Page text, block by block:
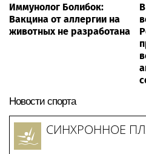
Иммунолог Болибок:
Вакцина от аллергии на
животных не разработана
Новости спорта
СИНХРОННОЕ